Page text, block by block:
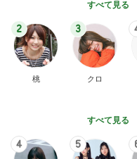
すべて見る
2
桃
3
クロ
すべて見る
4 5